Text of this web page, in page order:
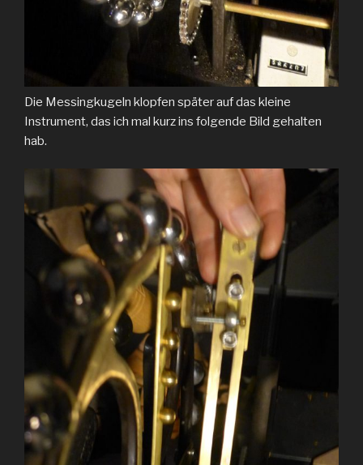
Die Messingkugeln klopfen später auf das kleine
Instrument, das ich mal kurz ins folgende Bild gehalten
hab.